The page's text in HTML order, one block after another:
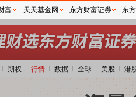
期权 行情 数据 全球 美股 港
富 天天基金网 东方财富证券 东